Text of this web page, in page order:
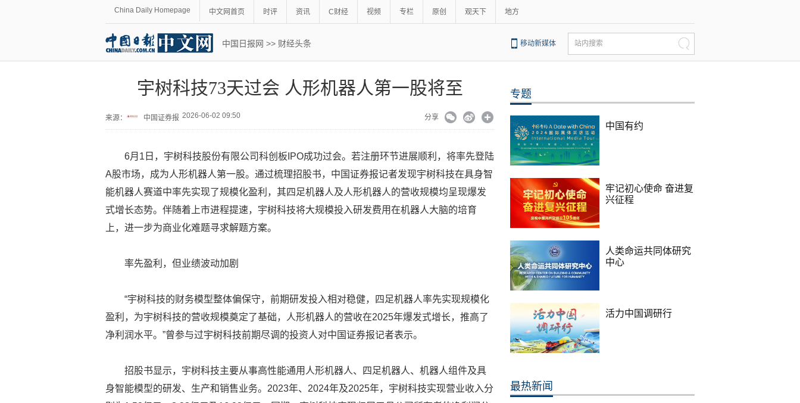
China Daily Homepage 中文网首页 时评 资讯 C财经 视频 专栏 原创 观天下 地方
中国日报网 >> 财经头条 移动新媒体 站内搜索
宇树科技73天过会 人形机器人第一股将至
来源： 中国证券报 2026-06-02 09:50 分享
6月1日，宇树科技股份有限公司科创板IPO成功过会。若注册环节进展顺利，将率先登陆
A股市场，成为人形机器人第一股。通过梳理招股书，中国证券报记者发现宇树科技在具身智
能机器人赛道中率先实现了规模化盈利，其四足机器人及人形机器人的营收规模均呈现爆发
式增长态势。伴随着上市进程提速，宇树科技将大规模投入研发费用在机器人大脑的培育
上，进一步为商业化难题寻求解题方案。
率先盈利，但业绩波动加剧
“宇树科技的财务模型整体偏保守，前期研发投入相对稳健，四足机器人率先实现规模化
盈利，为宇树科技的营收规模奠定了基础，人形机器人的营收在2025年爆发式增长，推高了
净利润水平。”曾参与过宇树科技前期尽调的投资人对中国证券报记者表示。
招股书显示，宇树科技主要从事高性能通用人形机器人、四足机器人、机器人组件及具
身智能模型的研发、生产和销售业务。2023年、2024年及2025年，宇树科技实现营业收入分
专题
中国有约
牢记初心使命 奋进复
兴征程
人类命运共同体研究
中心
活力中国调研行
最热新闻